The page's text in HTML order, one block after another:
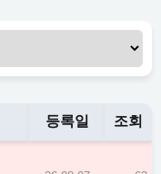
등록일 조회